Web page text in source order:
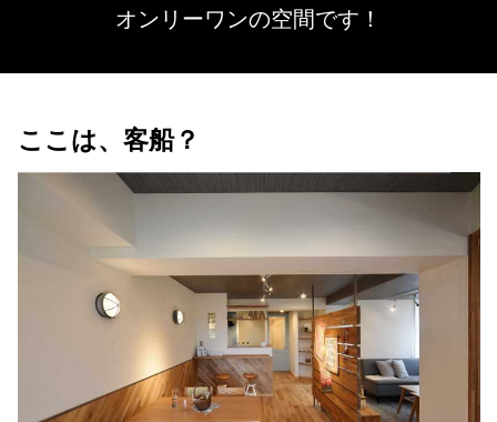
オンリーワンの空間です！
ここは、客船？